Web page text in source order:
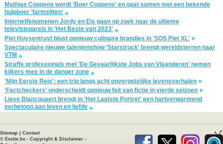
Mathias Coppens wordt 'Boer Coppens' en gaat samen met een bekende
hulpboer 'farmsitten'
Internetfenomenen Jordy en Els gaan op zoek naar de ultieme
televisieparels in 'Het Beste van 2023'
Piet Huysentruyt blust opnieuw culinaire brandjes in 'SOS Piet XL'
Spectaculaire nieuwe talentenshow 'Starstruck' brengt wereldsterren naar
VTM
Straffe professionals met 'De Gevaarlijkste Jobs van Vlaanderen' nemen
kijkers mee in de danger zone
'Mijn Eerste Reis': een trip langs acht onvergetelijke levensverhalen
'Factcheckers' onderscheidt opnieuw feit van fictie in vierde seizoen
Lieve Blancquaert brengt in 'Het Laatste Portret' een hartverwarmend
eerbetoon aan leven en liefde
Sitemap
Contact
© Exsite.be - Copyright & Disclaimer -